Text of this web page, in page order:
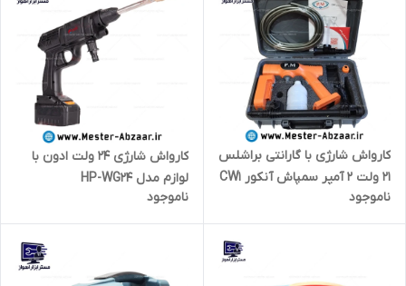
کارواش شارژی با گارانتی براشلس
21 ولت 2 آمپر سمپاش آنکور CW1
ANCHOR
ناموجود
کارواش شارژی 24 ولت ادون با
لوازم مدل HP-WG24
ناموجود